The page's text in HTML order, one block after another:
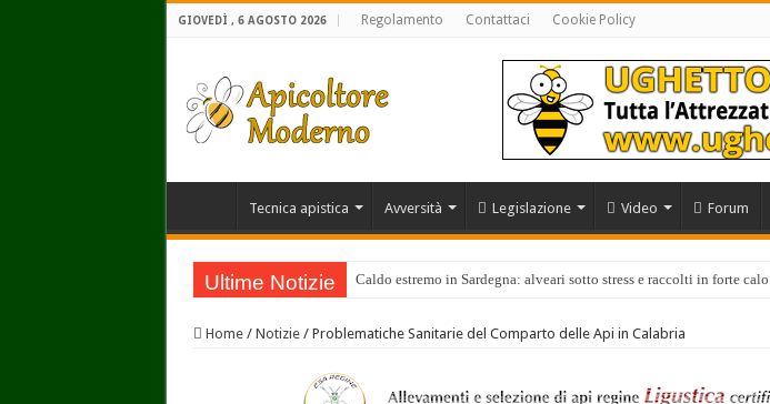
GIOVEDÌ , 6 AGOSTO 2026 Regolamento Contattaci Cookie Policy
Tecnica apistica Avversità Legislazione Video Forum
Ultime Notizie Caldo estremo in Sardegna: alveari sotto stress e raccolti in forte calo
Il miele italiano costa anche 10 volte di più di quello extra europeo
Home / Notizie / Problematiche Sanitarie del Comparto delle Api in Calabria